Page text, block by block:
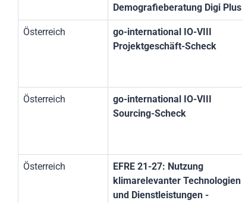
Demografieberatung Digi Plus
Österreich
go-international IO-VIII
Projektgeschäft-Scheck
Österreich
go-international IO-VIII
Sourcing-Scheck
Österreich
EFRE 21-27: Nutzung
klimarelevanter Technologien
und Dienstleistungen -